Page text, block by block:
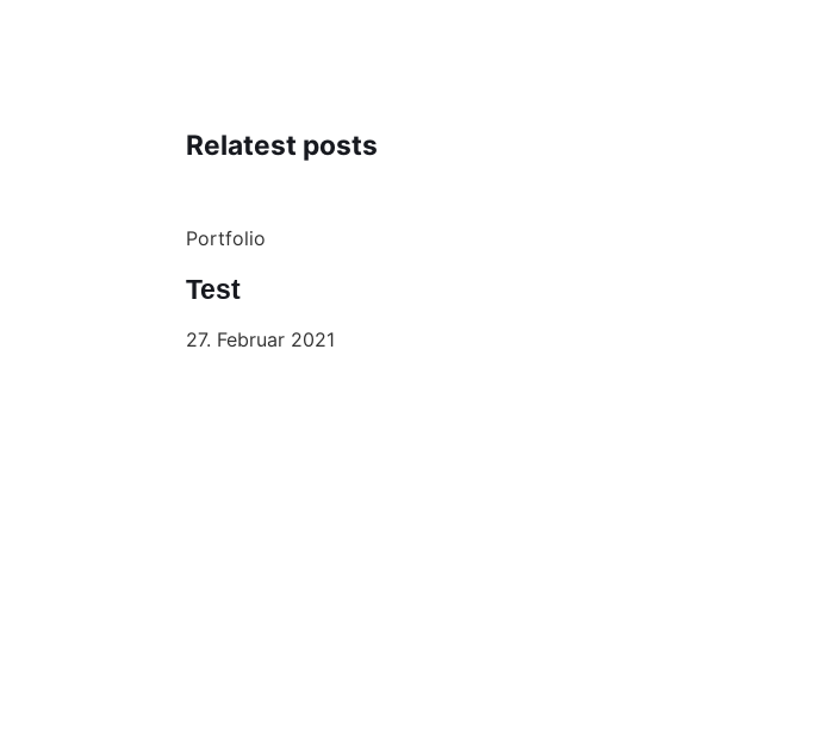
Relatest posts
Portfolio
Test
27. Februar 2021